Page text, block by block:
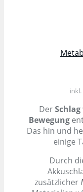
DerSchlag
Bewegung
Das hin und
einige
Durch
zusätzlicher